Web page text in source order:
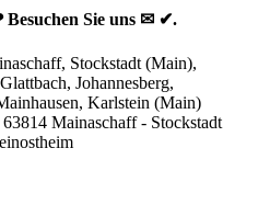
Sie uns ✉ ✔.